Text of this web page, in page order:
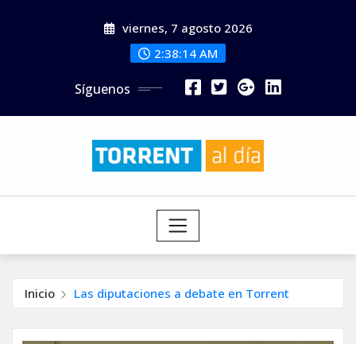
viernes, 7 agosto 2026
2:38:16 AM
Síguenos
Inicio Las diputaciones a debate en Torrent